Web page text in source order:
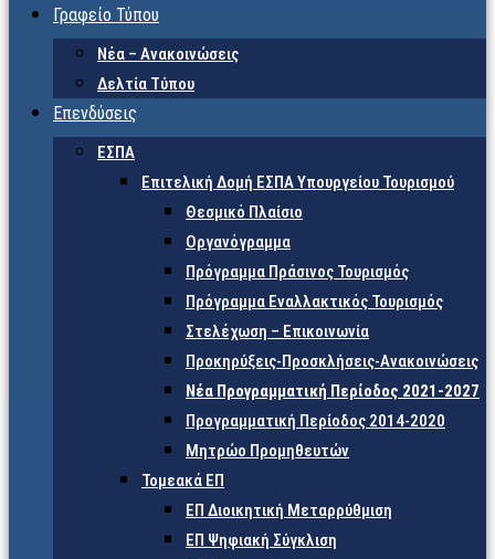
Γραφείο Τύπου
Νέα – Ανακοινώσεις
Δελτία Τύπου
Επενδύσεις
ΕΣΠΑ
Επιτελική Δομή ΕΣΠΑ Υπουργείου Τουρισμού
Θεσμικό Πλαίσιο
Οργανόγραμμα
Πρόγραμμα Πράσινος Τουρισμός
Πρόγραμμα Εναλλακτικός Τουρισμός
Στελέχωση – Επικοινωνία
Προκηρύξεις-Προσκλήσεις-Ανακοινώσεις
Νέα Προγραμματική Περίοδος 2021-2027
Προγραμματική Περίοδος 2014-2020
Μητρώο Προμηθευτών
Τομεακά ΕΠ
ΕΠ Διοικητική Μεταρρύθμιση
ΕΠ Ψηφιακή Σύγκλιση